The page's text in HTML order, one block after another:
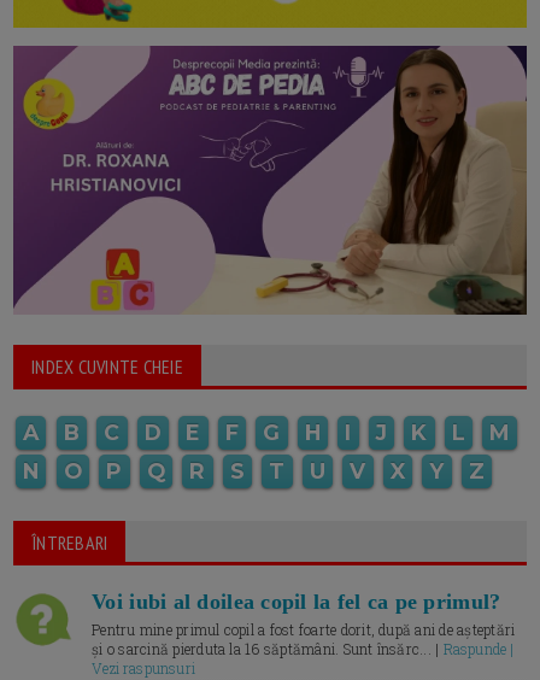
INDEX CUVINTE CHEIE
A B C D E F G H I J K L
M
N
O P Q R S T U V X Y Z
ÎNTREBARI
Voi iubi al doilea copil la fel ca pe primul?
Pentru mine primul copil a fost foarte dorit, după ani de așteptări
și o sarcină pierduta la 16 săptămâni. Sunt însărc... | Raspunde |
Vezi raspunsuri